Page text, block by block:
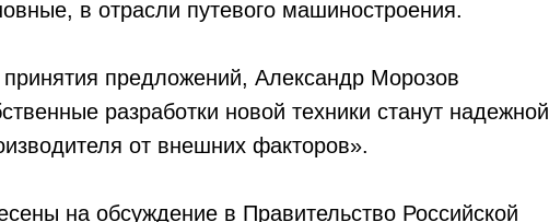
в отрасли путевого машиностроения.
предложений, Александр Морозов
разработки новой техники станут надежной
от внешних факторов».
на обсуждение в Правительство Российской